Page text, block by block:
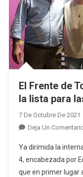
El Frente de
la lista para
7 De Octubre De 2021
Deja Un
Ya dirimida la
4, encabezada por
que en primer lugar